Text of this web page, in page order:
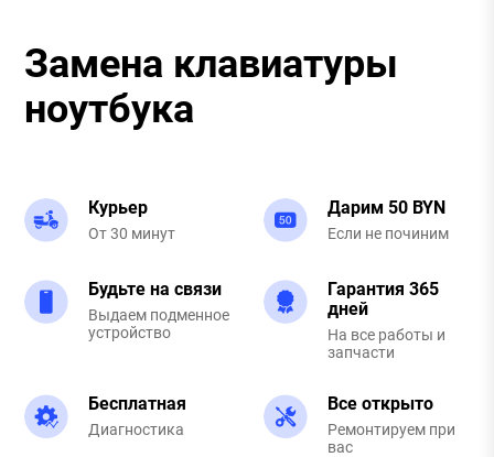
Замена клавиатуры
ноутбука
Курьер
От 30 минут
Дарим 50 BYN
Если не починим
Будьте на связи
Выдаем подменное
устройство
Гарантия 365
дней
На все работы и
запчасти
Бесплатная
Диагностика
Все открыто
Ремонтируем при
вас